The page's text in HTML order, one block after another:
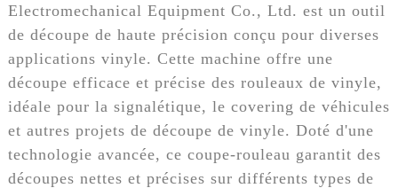
Electromechanical Equipment Co., Ltd. est un outil
de découpe de haute précision conçu pour diverses
applications vinyle. Cette machine offre une
découpe efficace et précise des rouleaux de vinyle,
idéale pour la signalétique, le covering de véhicules
et autres projets de découpe de vinyle. Doté d'une
technologie avancée, ce coupe-rouleau garantit des
découpes nettes et précises sur différents types de